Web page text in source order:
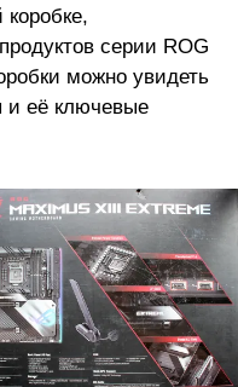
серии ROG
можно увидеть
и её ключевые